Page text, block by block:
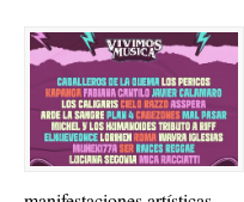
manifestaciones artísticas.